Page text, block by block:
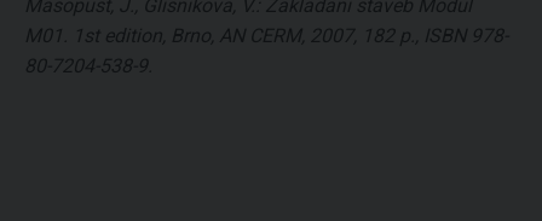
Masopust, J., Glisnikova, V.: Zakladani staveb Modul
M01. 1st edition, Brno, AN CERM, 2007, 182 p., ISBN 978-
80-7204-538-9.